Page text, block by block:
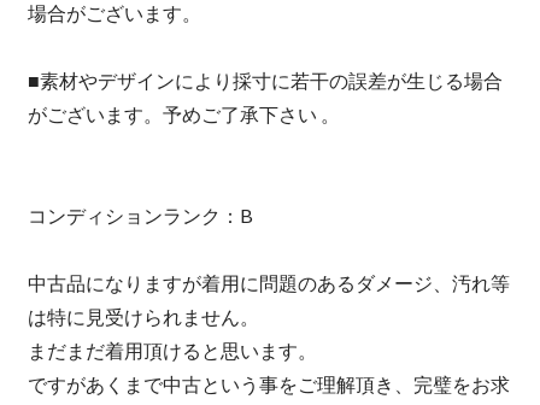
場合がございます。
■素材やデザインにより採寸に若干の誤差が生じる場合
がございます。予めご了承下さい 。
コンディションランク：B
中古品になりますが着用に問題のあるダメージ、汚れ等
は特に見受けられません。
まだまだ着用頂けると思います。
ですがあくまで中古という事をご理解頂き、完璧をお求